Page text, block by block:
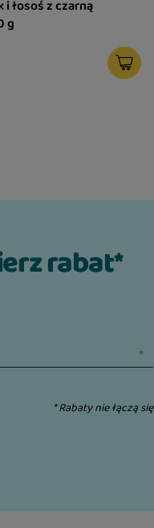
łosoś z czarną
g
rabat*
* Rabaty nie łączą się